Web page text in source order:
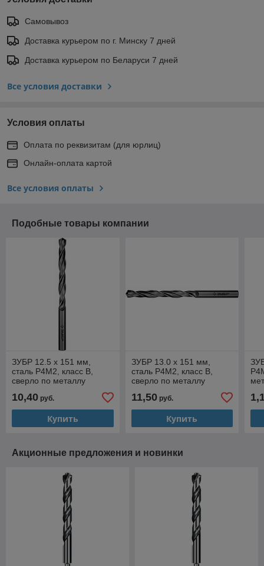
Самовывоз
Доставка курьером по г. Минску 7 дней
Доставка курьером по Беларуси 7 дней
Все условия доставки
Условия оплаты
Оплата по реквизитам (для юрлиц)
Онлайн-оплата картой
Все условия оплаты
Подобные товары компании
ЗУБР 12.5 х 151 мм,
сталь Р4М2, класс В,
сверло по металлу
10,40 руб.
Купить
ЗУБР 13.0 х 151 мм,
сталь Р4М2, класс В,
сверло по металлу
11,50руб.
Купить
Акционные предложения и новинки